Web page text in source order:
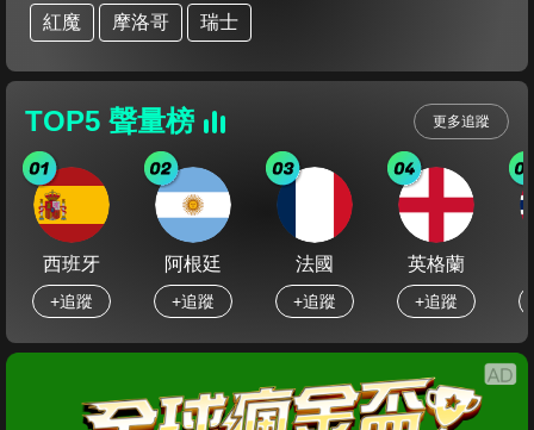
紅魔 摩洛哥 瑞士
TOP5 聲量榜 更多追蹤
西班牙
+追蹤
阿根廷
+追蹤
法國
+追蹤
英格蘭
+追蹤